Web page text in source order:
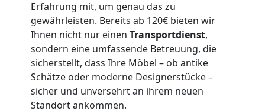
Erfahrung mit, um genau das zu
gewährleisten. Bereits ab 120€ bieten wir
Ihnen nicht nur einen Transportdienst,
sondern eine umfassende Betreuung, die
sicherstellt, dass Ihre Möbel – ob antike
Schätze oder moderne Designerstücke –
sicher und unversehrt an ihrem neuen
Standort ankommen.
Mann
LKW